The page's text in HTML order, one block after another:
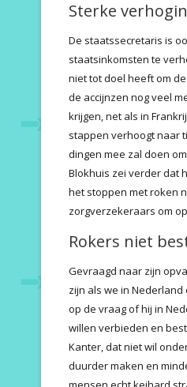
Sterke
De staatssecretaris is
staatsinkomsten te
niet tot doel heeft om
de accijnzen nog veel
krijgen, net als in
stappen verhoogt naar
dingen mee zal doen
Blokhuis zei verder dat
het stoppen met roken
zorgverzekeraars om
Rokers niet
Gevraagd naar zijn
zijn als we in
op de vraag of hij in
willen verbieden en
Kanter, dat niet wil
duurder maken en